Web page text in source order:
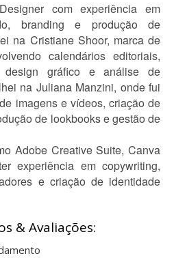
com experiência em
branding e produção de
na Cristiane Shoor, marca de
calendários editoriais,
design gráfico e análise de
na Juliana Manzini, onde fui
imagens e vídeos, criação de
de lookbooks e gestão de
Adobe Creative Suite, Canva
experiência em copywriting,
e criação de identidade
& Avaliações: